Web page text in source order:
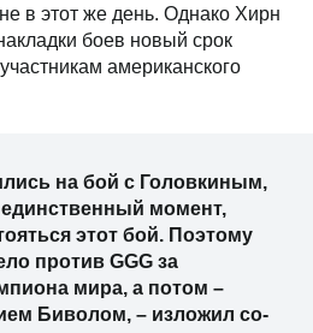
в этот же день. Однако Хирн
боев новый срок
американского
на бой с Головкиным,
момент,
этот бой. Поэтому
против GGG за
мира, а потом –
Биволом, – изложил со-